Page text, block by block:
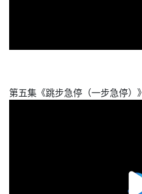
第五集《跳步急停（一步急停）》